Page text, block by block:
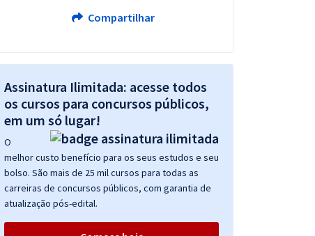
Compartilhar
Assinatura Ilimitada: acesse todos
os cursos para concursos públicos,
em um só lugar!
O
melhor custo benefício para os seus estudos e seu
bolso. São mais de 25 mil cursos para todas as
carreiras de concursos públicos, com garantia de
atualização pós-edital.